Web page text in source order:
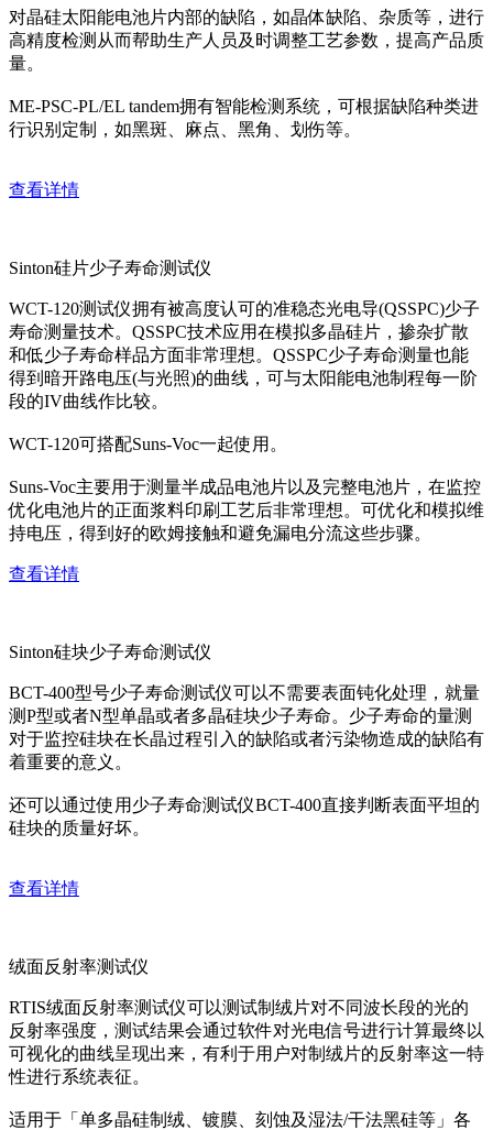
对晶硅太阳能电池片内部的缺陷，如晶体缺陷、杂质等，进行
高精度检测从而帮助生产人员及时调整工艺参数，提高产品质
量。
ME-PSC-PL/EL tandem拥有智能检测系统，可根据缺陷种类进
行识别定制，如黑斑、麻点、黑角、划伤等。
查看详情
Sinton硅片少子寿命测试仪
WCT-120测试仪拥有被高度认可的准稳态光电导(QSSPC)少子
寿命测量技术。QSSPC技术应用在模拟多晶硅片，掺杂扩散
和低少子寿命样品方面非常理想。QSSPC少子寿命测量也能
得到暗开路电压(与光照)的曲线，可与太阳能电池制程每一阶
段的IV曲线作比较。
WCT-120可搭配Suns-Voc一起使用。
Suns-Voc主要用于测量半成品电池片以及完整电池片，在监控
优化电池片的正面浆料印刷工艺后非常理想。可优化和模拟维
持电压，得到好的欧姆接触和避免漏电分流这些步骤。
查看详情
Sinton硅块少子寿命测试仪
BCT-400型号少子寿命测试仪可以不需要表面钝化处理，就量
测P型或者N型单晶或者多晶硅块少子寿命。少子寿命的量测
对于监控硅块在长晶过程引入的缺陷或者污染物造成的缺陷有
着重要的意义。
还可以通过使用少子寿命测试仪BCT-400直接判断表面平坦的
硅块的质量好坏。
查看详情
绒面反射率测试仪
RTIS绒面反射率测试仪可以测试制绒片对不同波长段的光的
反射率强度，测试结果会通过软件对光电信号进行计算最终以
可视化的曲线呈现出来，有利于用户对制绒片的反射率这一特
性进行系统表征。
适用于「单多晶硅制绒、镀膜、刻蚀及湿法/干法黑硅等」各